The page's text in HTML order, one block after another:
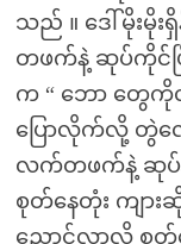
သည် ။ ဒေါ်မိုးမို
တဖက်နဲ့ ဆုပ်ကိုင်ပြီ
က “ ဘော တွေကို
ပြောလိုက်လို့ တွဲလ
လက်တဖက်နဲ့ ဆုပ်
စုတ်နေတုံး ကျာ
ညှောင့်လာလို့ စုတ်